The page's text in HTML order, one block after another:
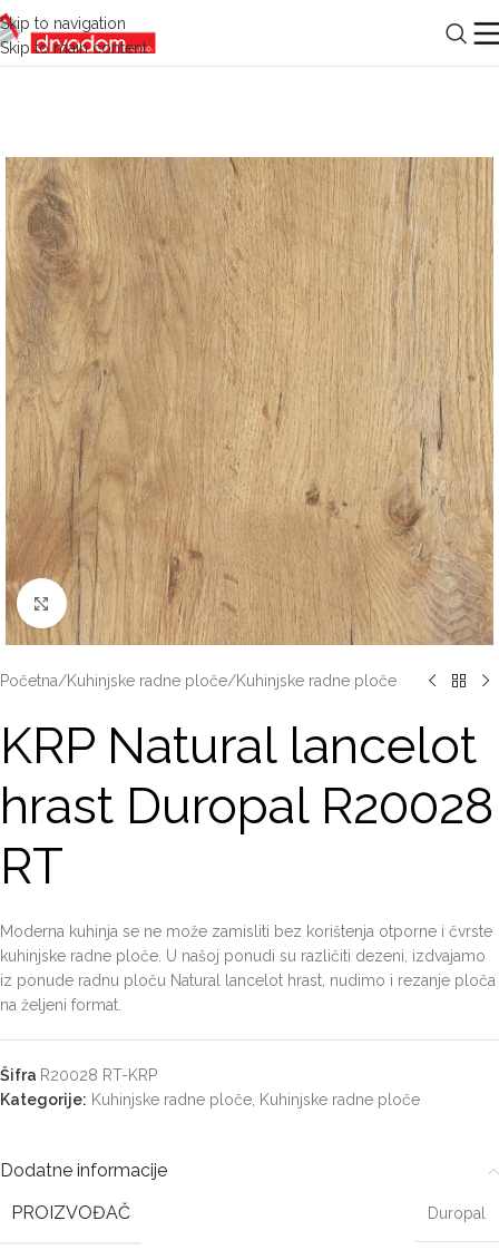
Skip to navigation
Skip to main content
Click to enlarge
Početna/Kuhinjske radne ploče/Kuhinjske radne ploče
KRP Natural lancelot
hrast Duropal R20028
RT
Moderna kuhinja se ne može zamisliti bez korištenja otporne i čvrste
kuhinjske radne ploče. U našoj ponudi su različiti dezeni, izdvajamo
iz ponude radnu ploču Natural lancelot hrast, nudimo i rezanje ploča
na željeni format.
Šifra R20028 RT-KRP
Kategorije: Kuhinjske radne ploče Kuhinjske radne ploče
Dodatne informacije
PROIZVOĐAČ
Duropal